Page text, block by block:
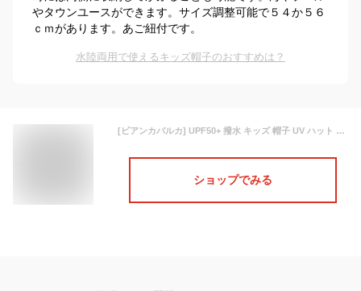
やタウンユースができます。サイズ調整可能で５４か５６
ｃｍがあります。あご紐付です。
水陸両用で使えるキッズ帽子のおすすめは？
[ビアンカバルカ] UPF50+ 撥水 キッズ 帽子 UV ハット 子ども 女の子 男の子 日よけ アウトドア 水陸両用 : ラベンダー M(54〜56cm)
ショップでみる